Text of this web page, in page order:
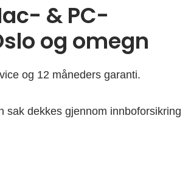
& PC-
og omegn
og 12 måneders garanti.
sak dekkes gjennom innboforsikring